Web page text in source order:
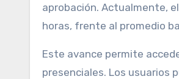
aprobación. Actualmente,
horas, frente al promedio
Este avance permite
presenciales. Los usuarios